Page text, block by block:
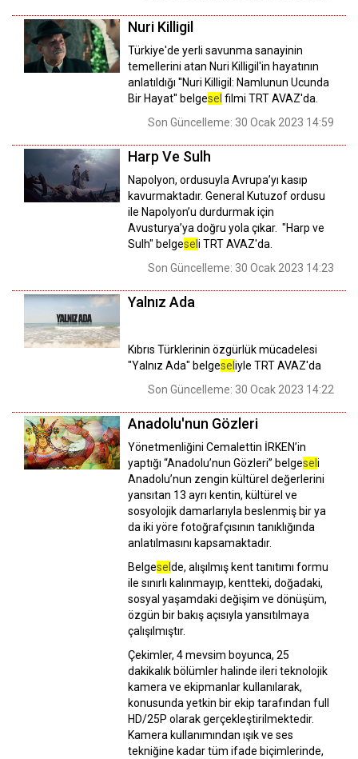
Nuri Killigil
Türkiye'de yerli savunma sanayinin
temellerini atan Nuri Killigil'in hayatının
anlatıldığı ''Nuri Killigil: Namlunun Ucunda
Bir Hayat'' belgesel filmi TRT AVAZ'da.
Son Güncelleme: 30 Ocak 2023 14:59
Harp Ve Sulh
Napolyon, ordusuyla Avrupa’yı kasıp
kavurmaktadır. General Kutuzof ordusu
ile Napolyon’u durdurmak için
Avusturya’ya doğru yola çıkar. "Harp ve
Sulh" belgesel i TRT AVAZ'da.
Son Güncelleme: 30 Ocak 2023 14:23
Yalnız Ada
Kıbrıs Türklerinin özgürlük mücadelesi
"Yalnız Ada" belgesel iyle TRT AVAZ'da
Son Güncelleme: 30 Ocak 2023 14:22
Anadolu'nun Gözleri
Yönetmenliğini Cemalettin İRKEN’in
yaptığı “Anadolu’nun Gözleri” belgesel i
Anadolu’nun zengin kültürel değerlerini
yansıtan 13 ayrı kentin, kültürel ve
sosyolojik damarlarıyla beslenmiş bir ya
da iki yöre fotoğrafçısının tanıklığında
anlatılmasını kapsamaktadır.
Belgesel de, alışılmış kent tanıtımı formu
ile sınırlı kalınmayıp, kentteki, doğadaki,
sosyal yaşamdaki değişim ve dönüşüm,
özgün bir bakış açısıyla yansıtılmaya
çalışılmıştır.
Çekimler, 4 mevsim boyunca, 25
dakikalık bölümler halinde ileri teknolojik
kamera ve ekipmanlar kullanılarak,
konusunda yetkin bir ekip tarafından full
HD/25P olarak gerçekleştirilmektedir.
Kamera kullanımından ışık ve ses
tekniğine kadar tüm ifade biçimlerinde,